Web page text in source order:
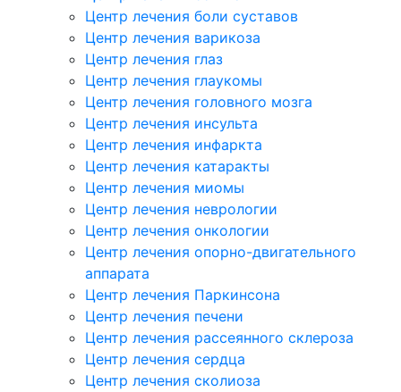
Центр лечения боли суставов
Центр лечения варикоза
Центр лечения глаз
Центр лечения глаукомы
Центр лечения головного мозга
Центр лечения инсульта
Центр лечения инфаркта
Центр лечения катаракты
Центр лечения миомы
Центр лечения неврологии
Центр лечения онкологии
Центр лечения опорно-двигательного
аппарата
Центр лечения Паркинсона
Центр лечения печени
Центр лечения рассеянного склероза
Центр лечения сердца
Центр лечения сколиоза